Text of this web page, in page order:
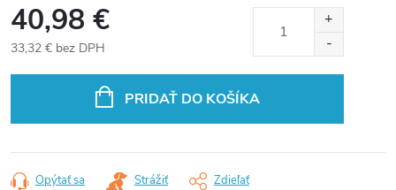
40,98 €
33,32 € bez DPH
PRIDAŤ DO KOŠÍKA
Opýtať sa Strážiť Zdieľať